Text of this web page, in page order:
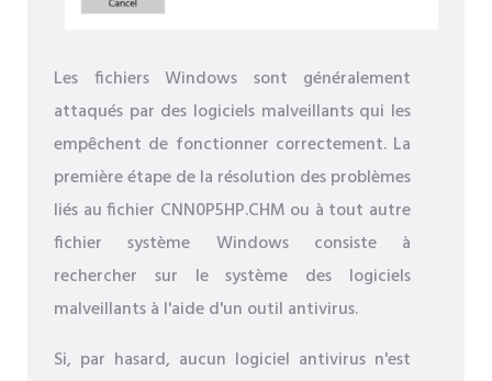
Les fichiers Windows sont généralement
attaqués par des logiciels malveillants qui les
empêchent de fonctionner correctement. La
première étape de la résolution des problèmes
liés au fichier CNN0P5HP.CHM ou à tout autre
fichier système Windows consiste à
rechercher sur le système des logiciels
malveillants à l'aide d'un outil antivirus.
Si, par hasard, aucun logiciel antivirus n'est